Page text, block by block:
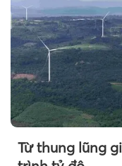
Từ thung lũng